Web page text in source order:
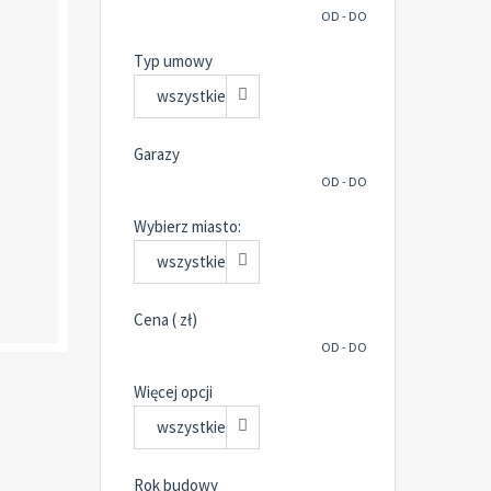
OD - DO
Typ umowy
wszystkie
Garazy
OD - DO
Wybierz miasto:
wszystkie
Cena ( zł)
OD - DO
Więcej opcji
wszystkie
Rok budowy